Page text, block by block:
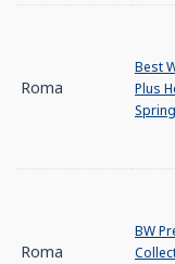
Roma
Best
Plus
Roma
BW